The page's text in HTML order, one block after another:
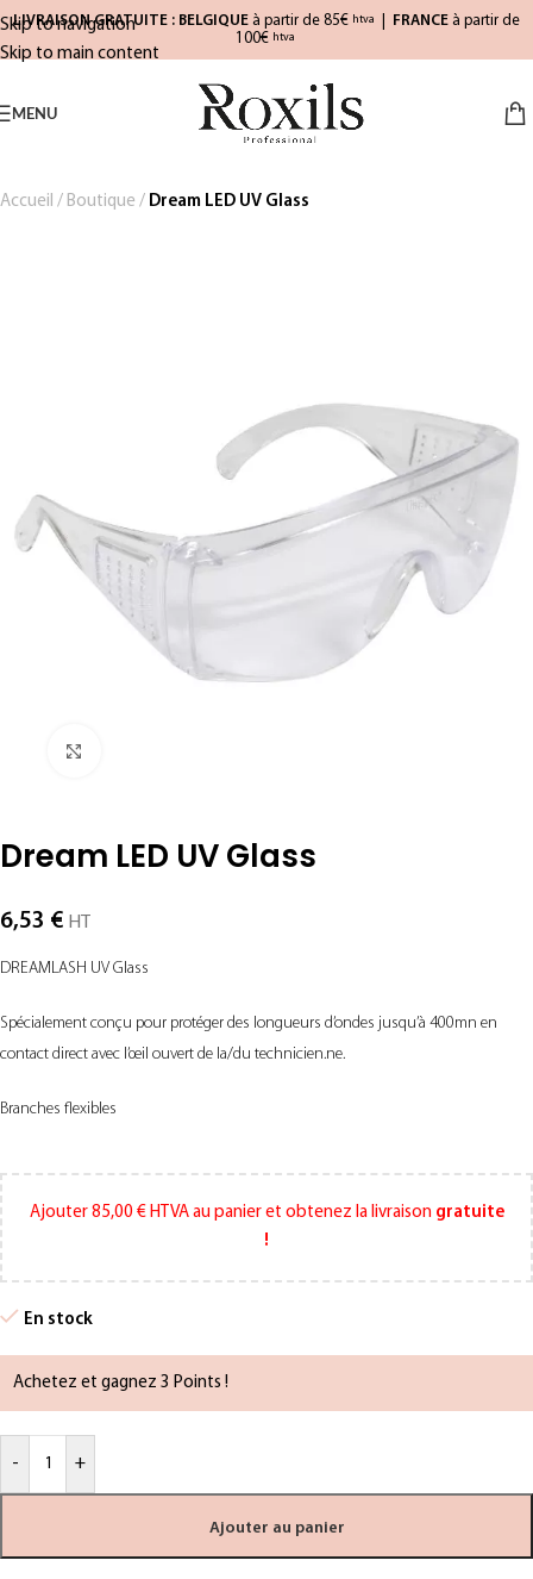
Skip to navigation
Skip to main content
LIVRAISON GRATUITE : BELGIQUE à partir de 85€ htva FRANCE à partir de
100€ htva
MENU
Accueil / Boutique / Dream LED UV Glass
Dream LED UV Glass
6,53 € HT
DREAMLASH UV Glass
Spécialement conçu pour protéger des longueurs d’ondes jusqu’à 400mn en
contact direct avec l’œil ouvert de la/du technicien.ne.
Branches flexibles
Ajouter 85,00 €HTVA au panier et obtenez la livraison gratuite
!
En stock
Achetez et gagnez 3 Points !
- +
Ajouter au panier